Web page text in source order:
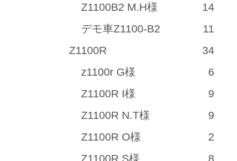
Z1100B2 M.H様
14
デモ車Z1100-B2
11
Z1100R
34
z1100r G様
6
Z1100R I様
9
Z1100R N.T様
9
Z1100R O様
2
Z1100R S様
8